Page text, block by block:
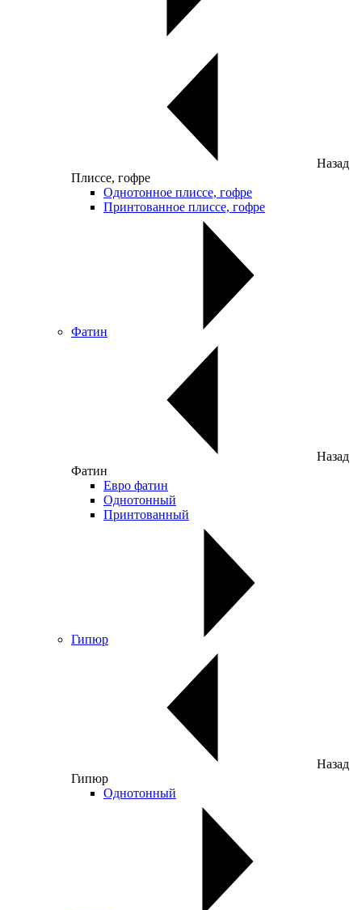
Назад
Плиссе, гофре
Однотонное плиссе, гофре
Принтованное плиссе, гофре
Фатин
Назад
Фатин
Евро фатин
Однотонный
Принтованный
Гипюр
Назад
Гипюр
Однотонный